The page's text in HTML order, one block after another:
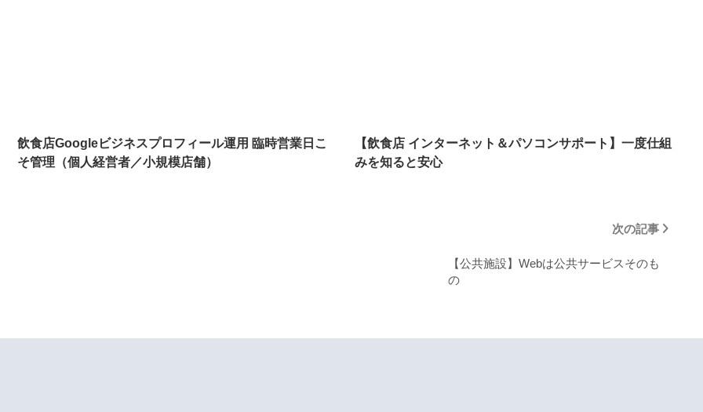
飲食店Googleビジネスプロフィール運用 臨時営業日こ
そ管理（個人経営者／小規模店舗）
【飲食店 インターネット＆パソコンサポート】一度仕組
みを知ると安心
次の記事
【公共施設】Webは公共サービスそのも
の